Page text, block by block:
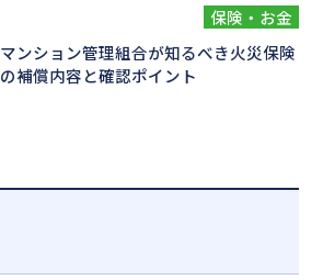
保険・お金
マンション管理組合が知るべき火災保険
の補償内容と確認ポイント